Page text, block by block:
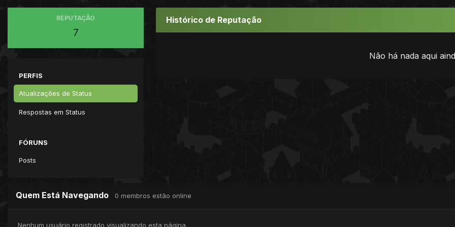
REPUTAÇÃO
7
PERFIS
Atualizações de Status
Respostas em Status
FÓRUNS
Posts
Histórico de Reputação
Não há nada aqui
Quem Está Navegando 0 membros estão online
Nenhum usuário registrado visualizando esta página.